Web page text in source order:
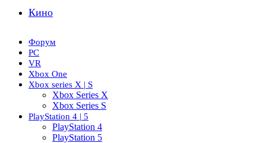
Кино
Форум
PC
VR
Xbox One
Xbox series X | S
Xbox Series X
Xbox Series S
PlayStation 4 | 5
PlayStation 4
PlayStation 5